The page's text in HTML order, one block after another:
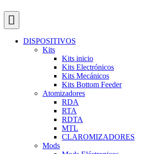
DISPOSITIVOS
Kits
Kits inicio
Kits Electrónicos
Kits Mecánicos
Kits Bottom Feeder
Atomizadores
RDA
RTA
RDTA
MTL
CLAROMIZADORES
Mods